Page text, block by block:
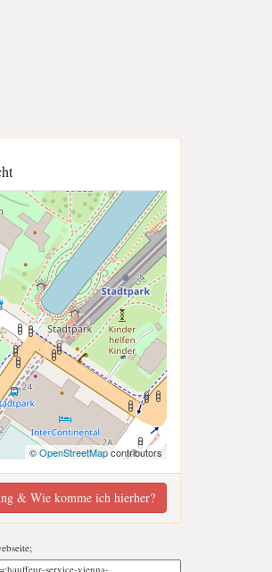
©OpenStreetMapcontributors
& Wie komme ich hierher?